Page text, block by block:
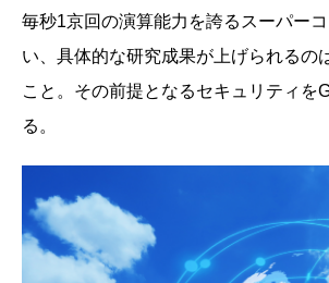
毎秒1京回の演算能力を誇るスーパー
い、具体的な研究成果が上げられるの
こと。その前提となるセキュリティを
る。